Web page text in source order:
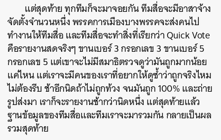
แต่สุดท้าย ทุกทีมก็จะมาจอยกัน ทีมสื่อจะมีอาสาจ้าง
จัดตั้งจำนวนหนึ่ง พรรคการเมืองบางพรรคจะส่งคนไป
ทำงานให้ทีมสื่อ และทีมสื่อจะทำสิ่งที่เรียกว่า Quick Vote
คือรายงานสดจริงๆ ขานเบอร์ 3 กรอกเลข 3 ขานเบอร์ 5
กรอกเลข 5 แต่เขาจะไม่มีสมาธิตรวจดูว่ามันถูกมากน้อย
แค่ไหน แต่เราจะมีคนของเราที่อยากให้ดูซ้ำว่าถูกจริงไหม
ไม่ต้องรีบ ช้าอีกนิดถ้าไม่ถูกท้วง จนมันถูก 100% และถ่าย
รูปส่งมา เราก็จะรายงานช้ากว่านิดหนึ่ง แต่สุดท้ายแล้ว
ฐานข้อมูลของทีมสื่อและทีมเราจะมารวมกัน กลายเป็นผล
รวมสุดท้าย